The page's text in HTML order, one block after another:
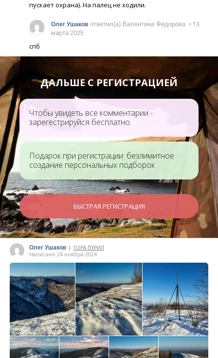
пускает охрана). На палец не ходили.
Олег Ушаков ответил(а) Валентина Фёдорова • 13
марта 2025
спб
ДАЛЬШЕ С РЕГИСТРАЦИЕЙ
Чтобы увидеть все комментарии -
зарегестрируйся бесплатно.
Подарок при регистрации: безлимитное
создание персональных подборок
БЫСТРАЯ РЕГИСТРАЦИЯ
Олег Ушаков | ГОРА ПУРИЛ
Написано 24 ноября 2024